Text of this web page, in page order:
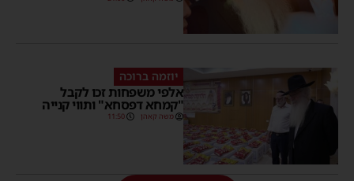
יוזמה ברוכה
אלפי משפחות זכו לקבל
"קמחא דפסחא" ותווי קנייה
משה קאהן 11:50